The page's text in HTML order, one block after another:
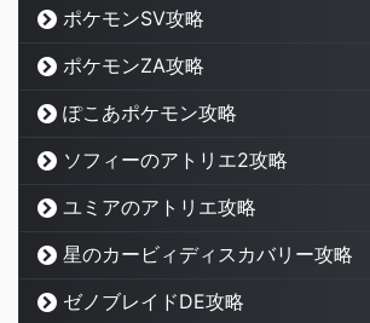
ポケモンSV攻略
ポケモンZA攻略
ぽこあポケモン攻略
ソフィーのアトリエ2攻略
ユミアのアトリエ攻略
星のカービィディスカバリー攻略
ゼノブレイドDE攻略